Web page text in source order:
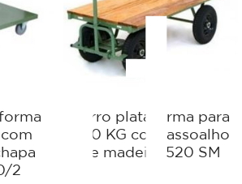
2
Carro plataforma para
800 KG com assoalho
de madeira 520 SM